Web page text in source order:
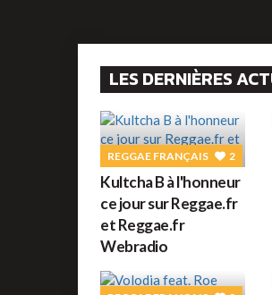
LES DERNIÈRES
REGGAE FRANÇAIS 2
Kultcha B à l'honneur
ce jour sur Reggae.fr
et Reggae.fr
Webradio